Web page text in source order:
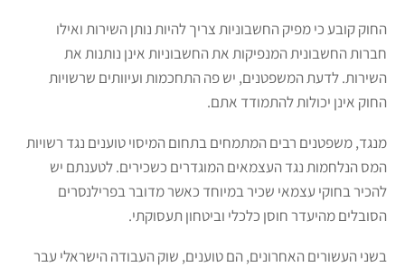
החוק קובע כי מפיק החשבוניות צריך להיות נותן השירות ואילו
חברות החשבונית המנפיקות את החשבוניות אינן נותנות את
השירות. לדעת המשפטנים, יש פה התחכמות ועיוותים שרשויות
החוק אינן יכולות להתמודד אתם.
מנגד, משפטנים רבים המתמחים בתחום המיסוי טוענים נגד רשויות
המס הנלחמות נגד העצמאים המוגדרים כשכירים. לטענתם יש
להכיר בחוקי עצמאי שכיר במיוחד כאשר מדובר בפרילנסרים
הסובלים מהיעדר חוסן כלכלי וביטחון תעסוקתי.
בשני העשורים האחרונים, הם טוענים, שוק העבודה הישראלי עבר